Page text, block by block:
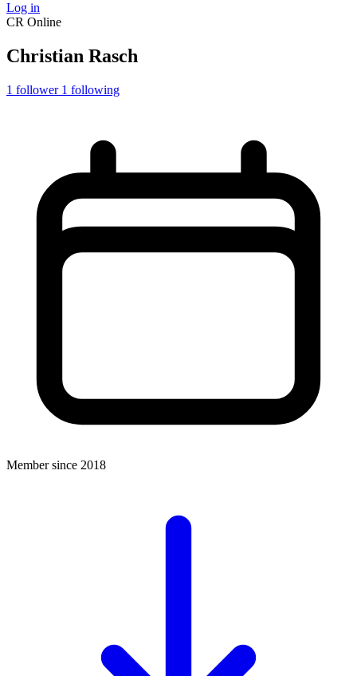
Log in
CR Online
Christian Rasch
1 follower 1 following
Member since 2018